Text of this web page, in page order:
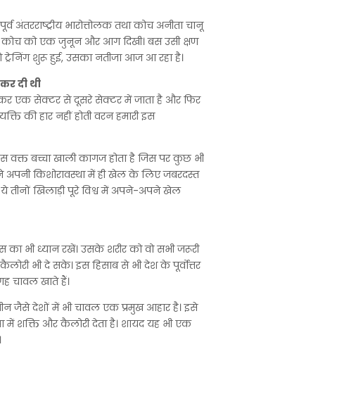
भारोत्तोलक तथा कोच अनीता चानू
कोच को एक जुनून और आग दिखी। बस उसी क्षण
शुरू हुई, उसका नतीजा आज आ रहा है।
दी थी
एक सेक्टर से दूसरे सेक्टर में जाता है और फिर
की हार नहीं होती वरन हमारी इस
वक्त बच्चा खाली कागज होता है जिस पर कुछ भी
किशोरावस्था में ही खेल के लिए जबरदस्त
तीनों खिलाड़ी पूरे विश्व में अपने-अपने खेल
भी ध्यान रखें। उसके शरीर को वो सभी जरूरी
भी दे सके। इस हिसाब से भी देश के पूर्वोत्तर
चावल खाते हैं।
जैसे देशों में भी चावल एक प्रमुख आहार है। इसे
में शक्ति और कैलोरी देता है। शायद यह भी एक